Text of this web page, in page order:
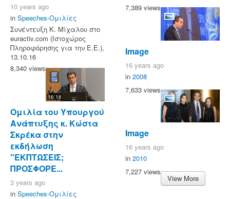
10 years ago
in Speeches-Ομιλίες
Συνέντευξη Κ. Μίχαλου στο
euractiv.com (Ιστοχώρος
Πληροφόρησης για την Ε.Ε.),
13.10.16
8,340 views
16:16
Ομιλία του Υπουργού
Ανάπτυξης κ. Κώστα
Σκρέκα στην
εκδήλωση
"ΕΚΠΤΩΣΕΙΣ;
ΠΡΟΣΦΟΡΕ...
3 years ago
in Speeches-Ομιλίες
7,389 views
Image
16 years ago
in 2008
7,633 views
Image
16 years ago
in 2010
7,227 views
View More